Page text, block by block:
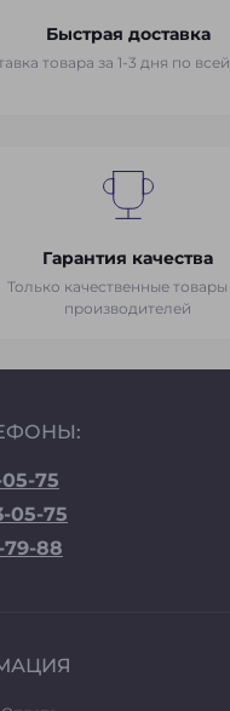
Быстрая доставка
товара за 1-3 дня по
Гарантия качества
Только качественные товары
производителей
75
05-75
79-88